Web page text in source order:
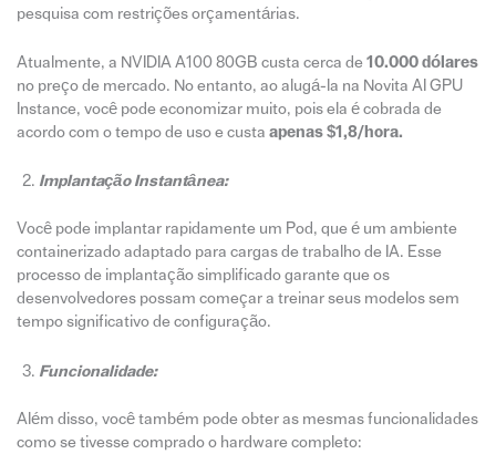
pesquisa com restrições orçamentárias.
Atualmente, a NVIDIA A100 80GB custa cerca de 10.000 dólares
no preço de mercado. No entanto, ao alugá-la na Novita AI GPU
Instance, você pode economizar muito, pois ela é cobrada de
acordo com o tempo de uso e custa apenas $1,8/hora.
Implantação Instantânea:
Você pode implantar rapidamente um Pod, que é um ambiente
containerizado adaptado para cargas de trabalho de IA. Esse
processo de implantação simplificado garante que os
desenvolvedores possam começar a treinar seus modelos sem
tempo significativo de configuração.
Funcionalidade:
Além disso, você também pode obter as mesmas funcionalidades
como se tivesse comprado o hardware completo: